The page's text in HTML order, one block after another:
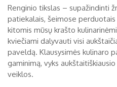
Renginio tikslas – supažindinti
patiekalais, šeimose
kitomis mūsų krašto
kviečiami dalyvauti visi
paveldą. Klausysimės kulinaro
gaminimą, vyks
veiklos.